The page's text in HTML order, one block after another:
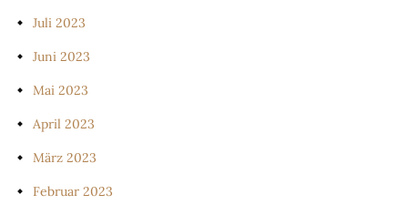
Juli 2023
Juni 2023
Mai 2023
April 2023
März 2023
Februar 2023